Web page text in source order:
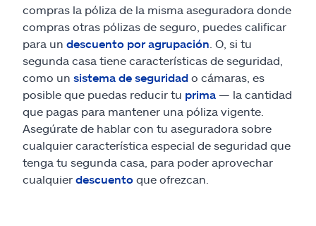
compras la póliza de la misma aseguradora donde
compras otras pólizas de seguro, puedes calificar
para un descuento por agrupación . O, si tu
segunda casa tiene características de seguridad,
como un sistema de seguridad o cámaras, es
posible que puedas reducir tu prima — la cantidad
que pagas para mantener una póliza vigente.
Asegúrate de hablar con tu aseguradora sobre
cualquier característica especial de seguridad que
tenga tu segunda casa, para poder aprovechar
cualquier descuento que ofrezcan.